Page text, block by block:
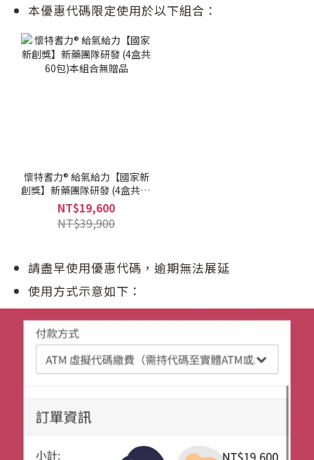
本優惠代碼限定使用於以下組合：
懷特耆力® 給氣給力【國家新
創獎】新藥團隊研發 (4盒共60
包)本組合無贈品
NT$19,600
NT$39,900
請盡早使用優惠代碼，逾期無法展延
使用方式示意如下：